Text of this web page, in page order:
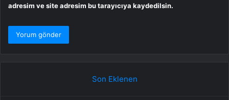
adresim ve site adresim bu tarayıcıya kaydedilsin.
Son Eklenen